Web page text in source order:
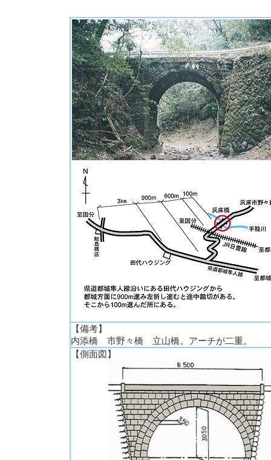
【備考】
内添橋 市野々橋 立山橋。アーチが二重。
【側面図】